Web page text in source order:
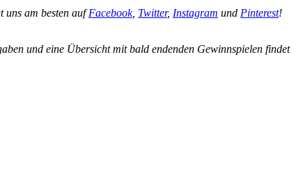
uns am besten aufFacebook, Twitter, Instagram und Pinterest!
und eine Übersicht mit bald endenden Gewinnspielen findet